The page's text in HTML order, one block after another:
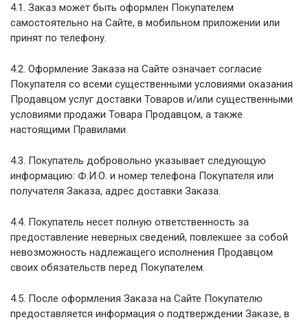
4.1. Заказ может быть оформлен Покупателем
самостоятельно на Cайте, в мобильном приложении или
принят по телефону.
4.2. Оформление Заказа на Сайте означает согласие
Покупателя со всеми существенными условиями оказания
Продавцом услуг доставки Товаров и/или существенными
условиями продажи Товара Продавцом, а также
настоящими Правилами.
4.3. Покупатель добровольно указывает следующую
информацию: Ф.И.О. и номер телефона Покупателя или
получателя Заказа, адрес доставки Заказа.
4.4. Покупатель несет полную ответственность за
предоставление неверных сведений, повлекшее за собой
невозможность надлежащего исполнения Продавцом
своих обязательств перед Покупателем.
4.5. После оформления Заказа на Сайте Покупателю
предоставляется информация о подтверждении Заказе, в